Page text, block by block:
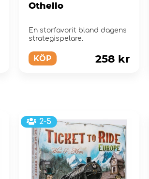
Othello
En storfavorit bland dagens
strategispelare.
KÖP 258 kr
2-5